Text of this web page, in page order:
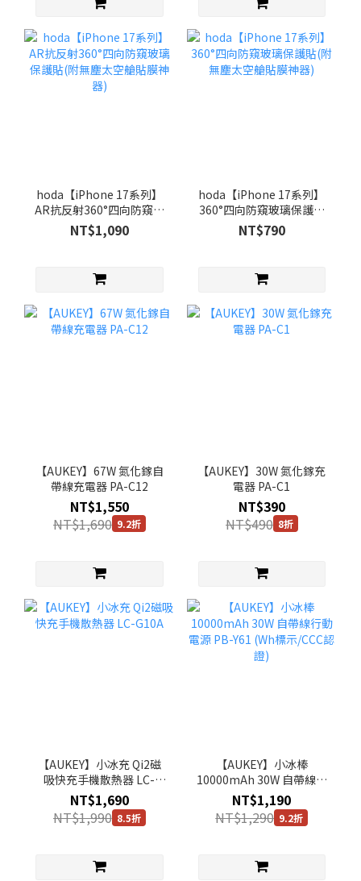
hoda【iPhone 17系列】
AR抗反射360°四向防窺玻
璃保護貼(附無塵太空艙貼
膜神器)
NT$1,090
hoda【iPhone 17系列】
360°四向防窺玻璃保護貼
(附無塵太空艙貼膜神器)
NT$790
【AUKEY】67W 氮化鎵自
帶線充電器 PA-C12
NT$1,550
NT$1,690 9.2折
【AUKEY】30W 氮化鎵充
電器 PA-C1
NT$390
NT$490 8折
【AUKEY】小冰充 Qi2磁
吸快充手機散熱器 LC-
G10A
NT$1,690
NT$1,990 8.5折
【AUKEY】小冰棒
10000mAh 30W 自帶線行
動電源 PB-Y61 (Wh標
示/CCC認證)
NT$1,190
NT$1,290 9.2折